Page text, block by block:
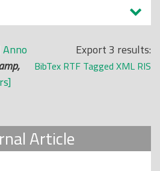
Export 3 results:
BibTex RTF Tagged XML RIS
Anno
Article